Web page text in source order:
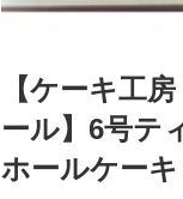
【ケーキ工
ール】6号テ
ホールケーキ